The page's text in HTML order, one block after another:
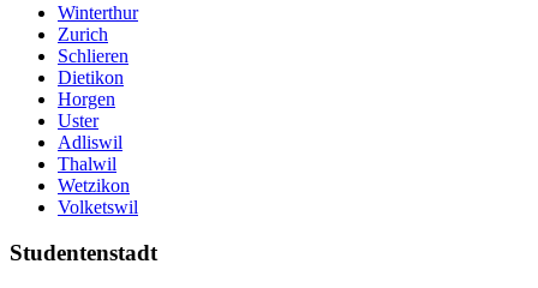
Winterthur
Zurich
Schlieren
Dietikon
Horgen
Uster
Adliswil
Thalwil
Wetzikon
Volketswil
Studentenstadt